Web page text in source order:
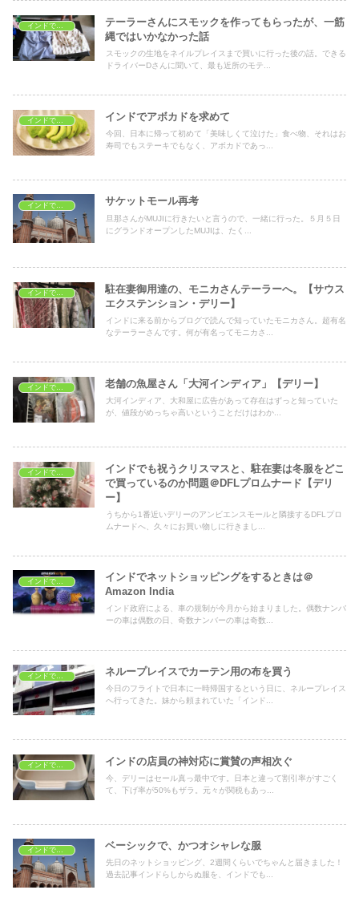
インドでショッピング
テーラーさんにスモックを作ってもらったが、一筋
縄ではいかなかった話
スモックの生地をネイルプレイスまで買いに行った後の話。できる
ドライバーDさんに聞いて、最も近所のモテ...
インドでアボカドを求めて
今回、日本に帰って初めて「美味しくて泣けた」食べ物、それはお
寿司でもステーキでもなく、アボカドであっ...
サケットモール再考
旦那さんがMUJIに行きたいと言うので、一緒に行った。５月５日
にグランドオープンしたMUJIは、たく...
インドでショッピング
駐在妻御用達の、モニカさんテーラーへ。【サウス
エクステンション・デリー】
インドに来る前からブログで読んで知っていたモニカさん。超有名
なテーラーさんです。何が有名ってモニカさ...
インドでおうちごはん 老舗の魚屋さん「大河インディア」【デリー】
大河インディア、大和屋に広告があって存在はずっと知っていた
が、値段がめっちゃ高いということだけはわか...
インドでも祝うクリスマスと、駐在妻は冬服をどこ
で買っているのか問題＠DFLプロムナード【デリ
ー】
うちから1番近いデリーのアンビエンスモールと隣接するDFLプロ
ムナードへ、久々にお買い物しに行きまし...
インドでネットショッピングをするときは＠
Amazon India
インド政府による、車の規制が今月から始まりました。偶数ナンバ
ーの車は偶数の日、奇数ナンバーの車は奇数...
ネループレイスでカーテン用の布を買う
今日のフライトで日本に一時帰国するという日に、ネループレイス
へ行ってきた。妹から頼まれていた「インド...
インドの店員の神対応に賞賛の声相次ぐ
今、デリーはセール真っ最中です。日本と違って割引率がすごく
て、下げ率が50%もザラ。元々が関税もあっ...
ベーシックで、かつオシャレな服
先日のネットショッピング、2週間くらいでちゃんと届きました！
過去記事インドらしからぬ服を、インドでも...